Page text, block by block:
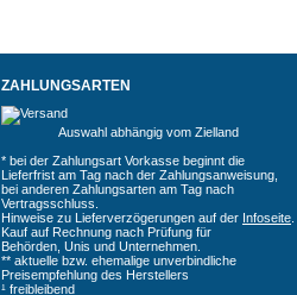
ZAHLUNGSARTEN
Auswahl abhängig vom Zielland
* bei der Zahlungsart Vorkasse beginnt die
Lieferfrist am Tag nach der Zahlungsanweisung,
bei anderen Zahlungsarten am Tag nach
Vertragsschluss.
Hinweise zu Lieferverzögerungen auf der Infoseite
Kauf auf Rechnung nach Prüfung für
Behörden, Unis und Unternehmen.
** aktuelle bzw. ehemalige unverbindliche
Preisempfehlung des Herstellers
¹ freibleibend